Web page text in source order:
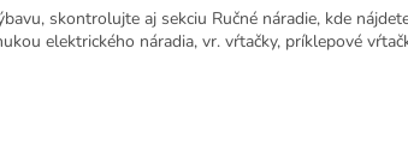
skontrolujte aj sekciu Ručné náradie, kde
elektrického náradia, vr. vŕtačky, príklepové